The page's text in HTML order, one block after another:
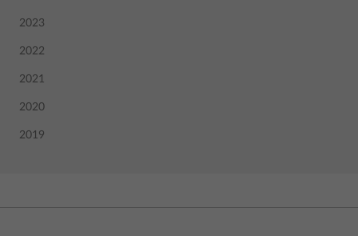
2023
2022
2021
2020
2019